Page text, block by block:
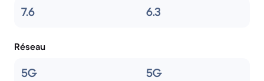
7.6 6.3
Réseau
5G 5G